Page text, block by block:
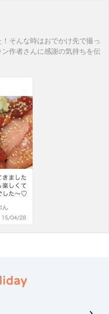
そんな時はおでかけ先で撮っ
作者さんに感謝の気持ちを伝